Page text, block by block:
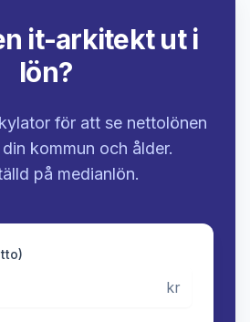
it-arkitekt ut i
lön?
för att se nettolönen
kommun och ålder.
på medianlön.
kr